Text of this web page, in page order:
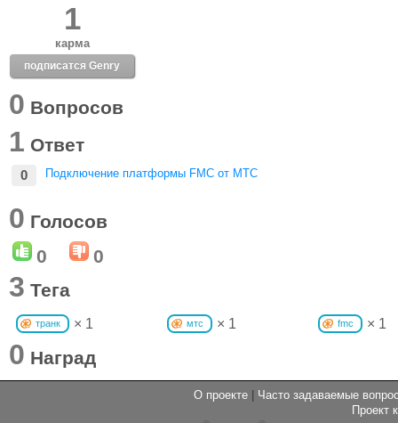
1
карма
подписатся Genry
0 Вопросов
1 Ответ
0 Подключение платформы FMC от МТС
0 Голосов
0
0
3 Тега
транк × 1 мтс × 1 fmc × 1
0 Наград
О проекте
Часто задаваемые
Проект